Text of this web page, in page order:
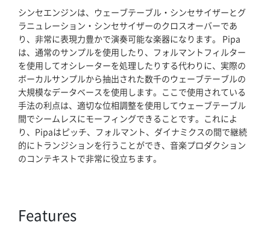
ホーム
ブログ記事一覧
取扱ブランド
プロダクトリスト
シンセエンジンは、ウェーブテーブル・シンセサイザーとグ
ラニュレーション・シンセサイザーのクロスオーバーであ
り、非常に表現力豊かで演奏可能な楽器になります。 Pipa
は、通常のサンプルを使用したり、フォルマントフィルター
を使用してオシレーターを処理したりする代わりに、実際の
ボーカルサンプルから抽出された数千のウェーブテーブルの
大規模なデータベースを使用します。ここで使用されている
手法の利点は、適切な位相調整を使用してウェーブテーブル
間でシームレスにモーフィングできることです。これによ
り、Pipaはピッチ、フォルマント、ダイナミクスの間で継続
的にトランジションを行うことができ、音楽プロダクション
のコンテキストで非常に役立ちます。
Features